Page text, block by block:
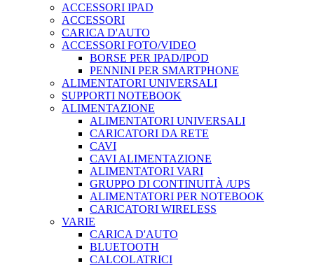
ACCESSORI IPAD
ACCESSORI
CARICA D'AUTO
ACCESSORI FOTO/VIDEO
BORSE PER IPAD/IPOD
PENNINI PER SMARTPHONE
ALIMENTATORI UNIVERSALI
SUPPORTI NOTEBOOK
ALIMENTAZIONE
ALIMENTATORI UNIVERSALI
CARICATORI DA RETE
CAVI
CAVI ALIMENTAZIONE
ALIMENTATORI VARI
GRUPPO DI CONTINUITÀ /UPS
ALIMENTATORI PER NOTEBOOK
CARICATORI WIRELESS
VARIE
CARICA D'AUTO
BLUETOOTH
CALCOLATRICI